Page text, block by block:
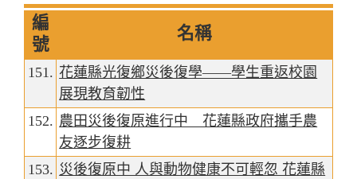
編
號
名稱
151. 花蓮縣光復鄉災後復學——學生重返校園
展現教育韌性
152. 農田災後復原進行中 花蓮縣政府攜手農
友逐步復耕
153. 災後復原中 人與動物健康不可輕忽 花蓮縣